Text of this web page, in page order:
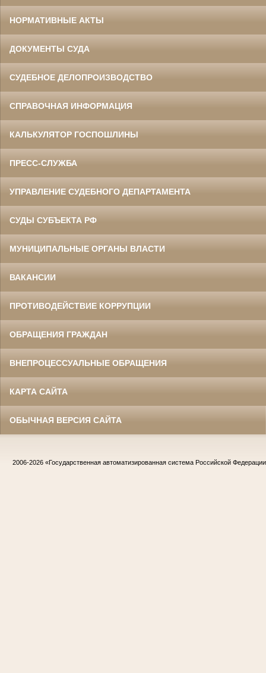
НОРМАТИВНЫЕ АКТЫ
ДОКУМЕНТЫ СУДА
СУДЕБНОЕ ДЕЛОПРОИЗВОДСТВО
СПРАВОЧНАЯ ИНФОРМАЦИЯ
КАЛЬКУЛЯТОР ГОСПОШЛИНЫ
ПРЕСС-СЛУЖБА
УПРАВЛЕНИЕ СУДЕБНОГО ДЕПАРТАМЕНТА
СУДЫ СУБЪЕКТА РФ
МУНИЦИПАЛЬНЫЕ ОРГАНЫ ВЛАСТИ
ВАКАНСИИ
ПРОТИВОДЕЙСТВИЕ КОРРУПЦИИ
ОБРАЩЕНИЯ ГРАЖДАН
ВНЕПРОЦЕССУАЛЬНЫЕ ОБРАЩЕНИЯ
КАРТА САЙТА
ОБЫЧНАЯ ВЕРСИЯ САЙТА
2006-2026 «Государственная автоматизированная система Российской